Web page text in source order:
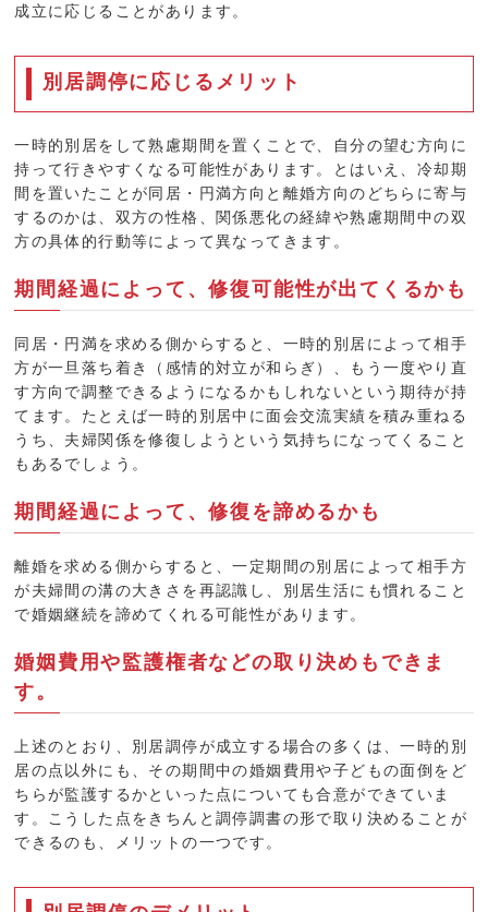
成立に応じることがあります。
別居調停に応じるメリット
一時的別居をして熟慮期間を置くことで、自分の望む方向に
持って行きやすくなる可能性があります。とはいえ、冷却期
間を置いたことが同居・円満方向と離婚方向のどちらに寄与
するのかは、双方の性格、関係悪化の経緯や熟慮期間中の双
方の具体的行動等によって異なってきます。
期間経過によって、修復可能性が出てくるかも
同居・円満を求める側からすると、一時的別居によって相手
方が一旦落ち着き（感情的対立が和らぎ）、もう一度やり直
す方向で調整できるようになるかもしれないという期待が持
てます。たとえば一時的別居中に面会交流実績を積み重ねる
うち、夫婦関係を修復しようという気持ちになってくること
もあるでしょう。
期間経過によって、修復を諦めるかも
離婚を求める側からすると、一定期間の別居によって相手方
が夫婦間の溝の大きさを再認識し、別居生活にも慣れること
で婚姻継続を諦めてくれる可能性があります。
婚姻費用や監護権者などの取り決めもできま
す。
上述のとおり、別居調停が成立する場合の多くは、一時的別
居の点以外にも、その期間中の婚姻費用や子どもの面倒をど
ちらが監護するかといった点についても合意ができていま
す。こうした点をきちんと調停調書の形で取り決めることが
できるのも、メリットの一つです。